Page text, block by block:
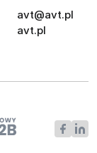
avt@avt.pl
avt.pl